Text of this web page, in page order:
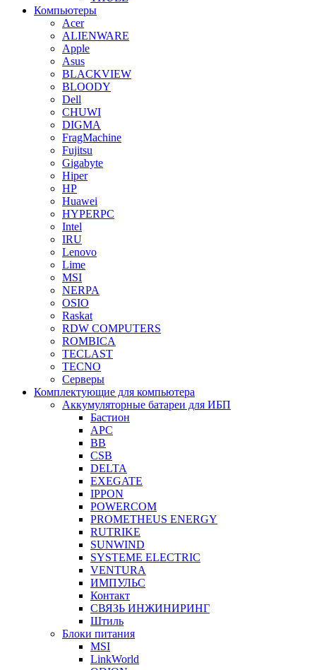
Компьютеры
Acer
ALIENWARE
Apple
Asus
BLACKVIEW
BLOODY
Dell
CHUWI
DIGMA
FragMachine
Fujitsu
Gigabyte
Hiper
HP
Huawei
HYPERPC
Intel
IRU
Lenovo
Lime
MSI
NERPA
OSIO
Raskat
RDW COMPUTERS
ROMBICA
TECLAST
TECNO
Серверы
Комплектующие для компьютера
Аккумуляторные батареи для ИБП
Бастион
APC
BB
CSB
DELTA
EXEGATE
IPPON
POWERCOM
PROMETHEUS ENERGY
RUTRIKE
SUNWIND
SYSTEME ELECTRIC
VENTURA
ИМПУЛЬС
Контакт
СВЯЗЬ ИНЖИНИРИНГ
Штиль
Блоки питания
MSI
LinkWorld